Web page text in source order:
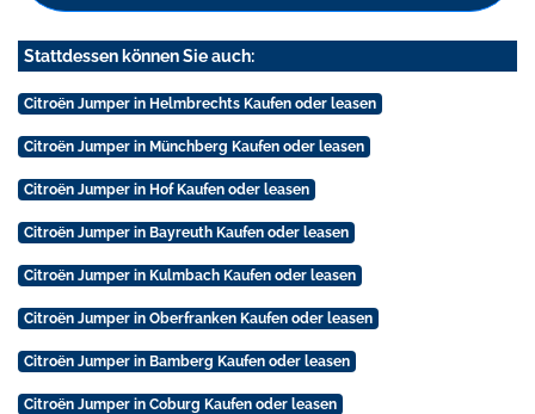
Stattdessen können Sie auch:
Citroën Jumper in Helmbrechts Kaufen oder leasen
Citroën Jumper in Münchberg Kaufen oder leasen
Citroën Jumper in Hof Kaufen oder leasen
Citroën Jumper in Bayreuth Kaufen oder leasen
Citroën Jumper in Kulmbach Kaufen oder leasen
Citroën Jumper in Oberfranken Kaufen oder leasen
Citroën Jumper in Bamberg Kaufen oder leasen
Citroën Jumper in Coburg Kaufen oder leasen